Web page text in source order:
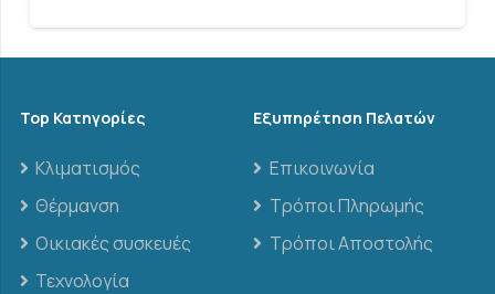
Top Κατηγορίες
Κλιματισμός
Θέρμανση
Οικιακές συσκευές
Τεχνολογία
Εξυπηρέτηση Πελατών
Επικοινωνία
Τρόποι Πληρωμής
Τρόποι Αποστολής